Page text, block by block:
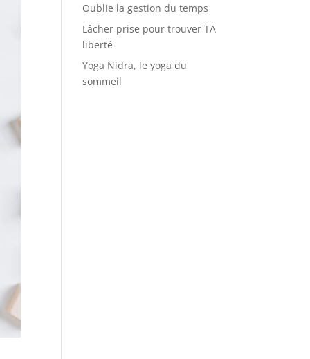
Oublie la gestion du temps
Lâcher prise pour trouver TA
liberté
Yoga Nidra, le yoga du
sommeil